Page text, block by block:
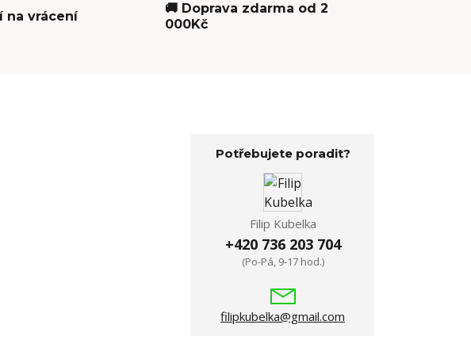
na vrácení
🚚 Doprava zdarma od 2
000Kč
Potřebujete poradit?
Filip Kubelka
+420 736 203 704
(Po-Pá, 9-17 hod.)
filipkubelka@gmail.com